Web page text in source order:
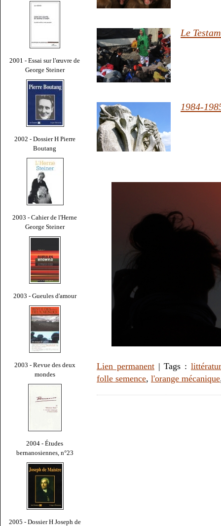
2001 - Essai sur l'œuvre de
George Steiner
2002 - Dossier H Pierre
Boutang
2003 - Cahier de l'Herne
George Steiner
2003 - Gueules d'amour
2003 - Revue des deux
mondes
2004 - Études
bernanosiennes, n°23
2005 - Dossier H Joseph de
Le
1984-
Lien permanent| Tags :
folle semence, l'orange mécanique